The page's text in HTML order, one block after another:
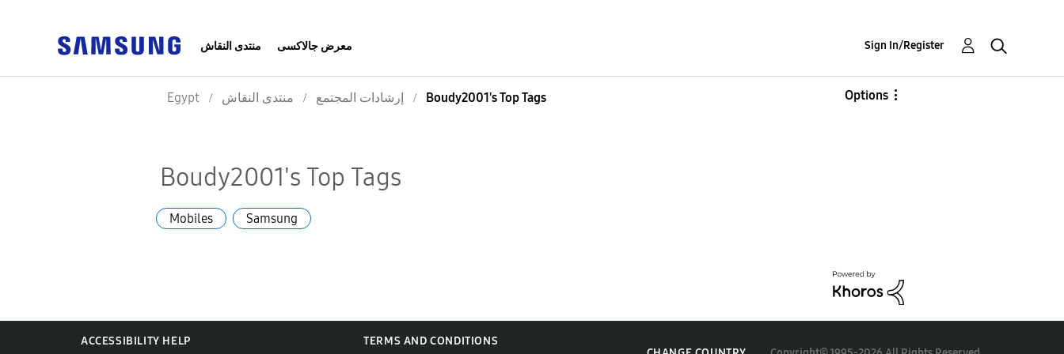
منتدى النقاش معرض جالاكسى Sign In/Register
Egypt منتدى النقاش إرشادات المجتمع Boudy2001's Top Tags Options
Boudy2001's Top Tags
Mobiles Samsung
ACCESSIBILITY HELP
TERMS AND CONDITIONS